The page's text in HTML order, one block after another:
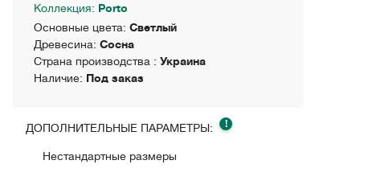
Коллекция: Porto
Основные цвета: Светлый
Древесина: Сосна
Страна производства : Украина
Наличие: Под заказ
ДОПОЛНИТЕЛЬНЫЕ ПАРАМЕТРЫ: !
Нестандартные размеры